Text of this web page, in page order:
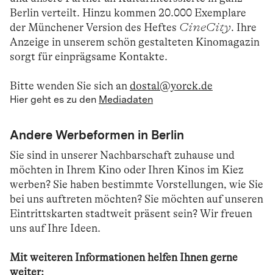
Berlin verteilt. Hinzu kommen 20.000 Exemplare
der Münchener Version des Heftes CineCity. Ihre
Anzeige in unserem schön gestalteten Kinomagazin
sorgt für einprägsame Kontakte.
Bitte wenden Sie sich an dostal@yorck.de
Hier geht es zu den Mediadaten
Andere Werbeformen in Berlin
Sie sind in unserer Nachbarschaft zuhause und
möchten in Ihrem Kino oder Ihren Kinos im Kiez
werben? Sie haben bestimmte Vorstellungen, wie Sie
bei uns auftreten möchten? Sie möchten auf unseren
Eintrittskarten stadtweit präsent sein? Wir freuen
uns auf Ihre Ideen.
Mit weiteren Informationen helfen Ihnen gerne
weiter: